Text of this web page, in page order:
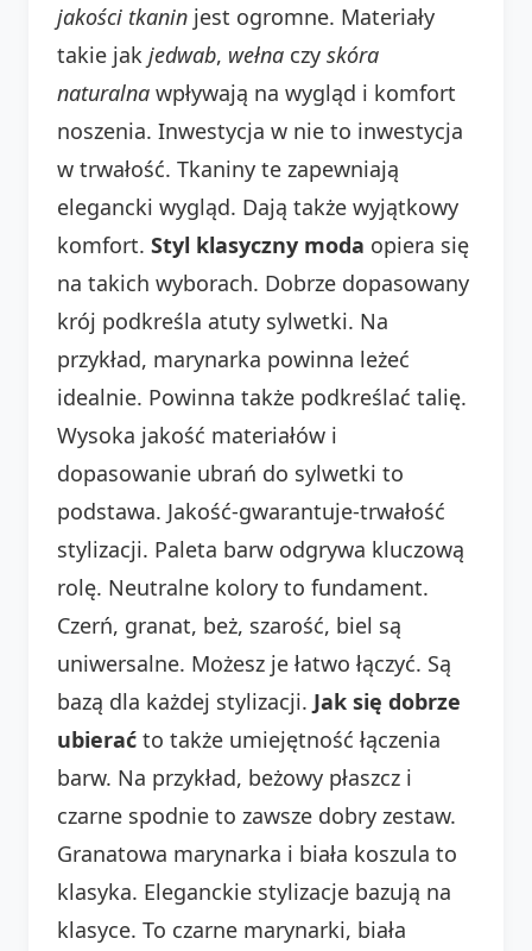
jakości tkanin jest ogromne. Materiały
takie jak jedwab, wełna czy skóra
naturalna wpływają na wygląd i komfort
noszenia. Inwestycja w nie to inwestycja
w trwałość. Tkaniny te zapewniają
elegancki wygląd. Dają także wyjątkowy
komfort. Styl klasyczny moda opiera się
na takich wyborach. Dobrze dopasowany
krój podkreśla atuty sylwetki. Na
przykład, marynarka powinna leżeć
idealnie. Powinna także podkreślać talię.
Wysoka jakość materiałów i
dopasowanie ubrań do sylwetki to
podstawa. Jakość-gwarantuje-trwałość
stylizacji. Paleta barw odgrywa kluczową
rolę. Neutralne kolory to fundament.
Czerń, granat, beż, szarość, biel są
uniwersalne. Możesz je łatwo łączyć. Są
bazą dla każdej stylizacji. Jak się dobrze
ubierać to także umiejętność łączenia
barw. Na przykład, beżowy płaszcz i
czarne spodnie to zawsze dobry zestaw.
Granatowa marynarka i biała koszula to
klasyka. Eleganckie stylizacje bazują na
klasyce. To czarne marynarki, biała